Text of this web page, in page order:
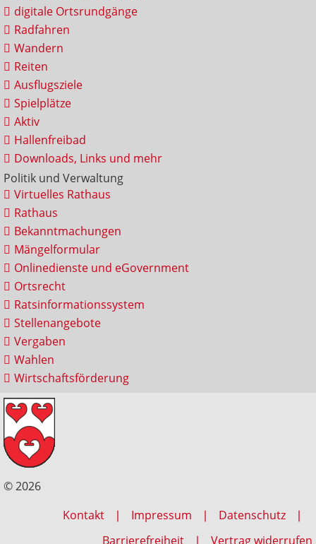
digitale Ortsrundgänge
Radfahren
Wandern
Reiten
Ausflugsziele
Spielplätze
Aktiv
Hallenfreibad
Downloads, Links und mehr
Politik und Verwaltung
Virtuelles Rathaus
Rathaus
Bekanntmachungen
Mängelformular
Onlinedienste und eGovernment
Ortsrecht
Ratsinformationssystem
Stellenangebote
Vergaben
Wahlen
Wirtschaftsförderung
© 2026
Kontakt
Impressum
Datenschutz
Barrierefreiheit
Vertrag widerrufen